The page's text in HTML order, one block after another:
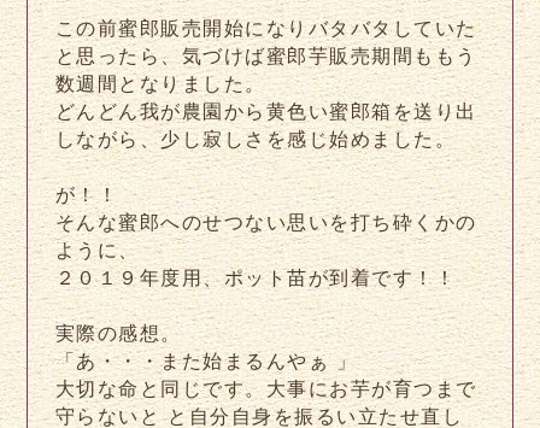
この前蜜郎販売開始になりバタバタしていた
と思ったら、気づけば蜜郎芋販売期間ももう
数週間となりました。
どんどん我が農園から黄色い蜜郎箱を送り出
しながら、少し寂しさを感じ始めました。
が！！
そんな蜜郎へのせつない思いを打ち砕くかの
ように、
２０１９年度用、ポット苗が到着です！！
実際の感想。
「あ・・・また始まるんやぁ 」
大切な命と同じです。大事にお芋が育つまで
守らないと と自分自身を振るい立たせ直し